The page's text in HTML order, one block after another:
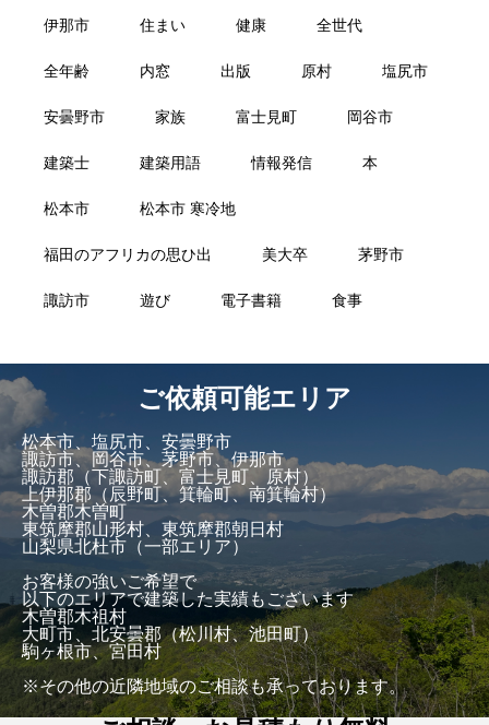
伊那市 住まい 健康 全世代
全年齢 内窓 出版 原村 塩尻市
安曇野市 家族 富士見町 岡谷市
建築士 建築用語 情報発信 本
松本市 松本市 寒冷地
福田のアフリカの思ひ出 美大卒 茅野市
諏訪市 遊び 電子書籍 食事
ご依頼可能エリア
松本市、塩尻市、安曇野市
諏訪市、岡谷市、茅野市、伊那市
諏訪郡（下諏訪町、富士見町、原村）
上伊那郡（辰野町、箕輪町、南箕輪村）
木曽郡木曽町
東筑摩郡山形村、東筑摩郡朝日村
山梨県北杜市（一部エリア）
お客様の強いご希望で
以下のエリアで建築した実績もございます
木曽郡木祖村
大町市、北安曇郡（松川村、池田町）
駒ヶ根市、宮田村
※その他の近隣地域のご相談も承っております。